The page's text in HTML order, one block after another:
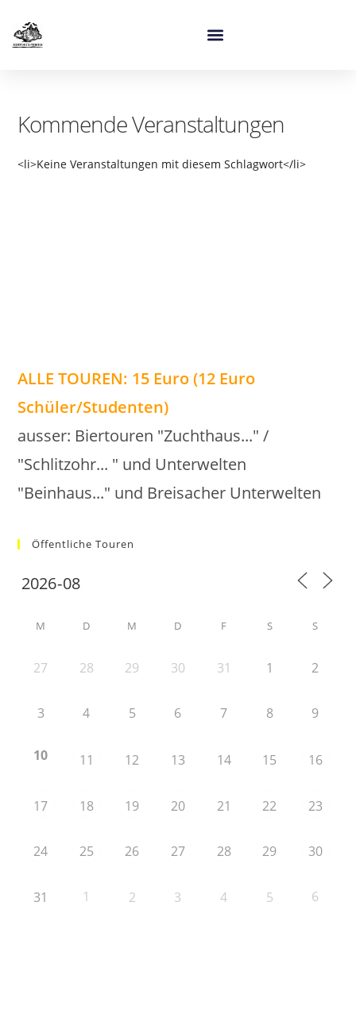
Kommende Veranstaltungen
<li>Keine Veranstaltungen mit diesem Schlagwort</li>
ALLE TOUREN: 15 Euro (12 Euro
Schüler/Studenten)
ausser: Biertouren "Zuchthaus..." /
"Schlitzohr... " und Unterwelten
"Beinhaus..." und Breisacher Unterwelten
Öffentliche Touren
M D M D F S S
27 28 29 30 31 1 2
3 4 5 6 7 8 9
10 11 12 13 14 15 16
17 18 19 20 21 22 23
24 25 26 27 28 29 30
31 1 2 3 4 5 6